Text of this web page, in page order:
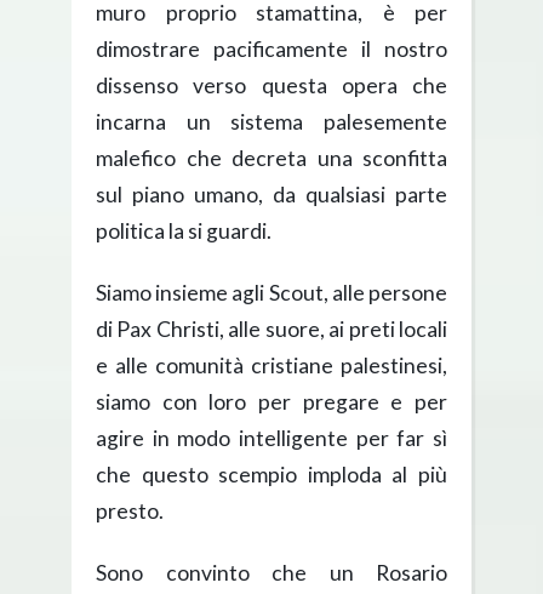
muro proprio stamattina, è per
dimostrare pacificamente il nostro
dissenso verso questa opera che
incarna un sistema palesemente
malefico che decreta una sconfitta
sul piano umano, da qualsiasi parte
politica la si guardi.
Siamo insieme agli Scout, alle persone
di Pax Christi, alle suore, ai preti locali
e alle comunità cristiane palestinesi,
siamo con loro per pregare e per
agire in modo intelligente per far sì
che questo scempio imploda al più
presto.
Sono convinto che un Rosario